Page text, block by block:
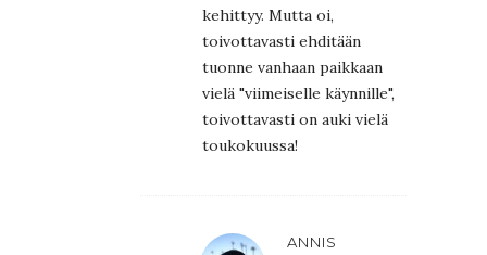
kehittyy. Mutta oi,
toivottavasti ehditään
tuonne vanhaan paikkaan
vielä "viimeiselle käynnille",
toivottavasti on auki vielä
toukokuussa!
ANNIS